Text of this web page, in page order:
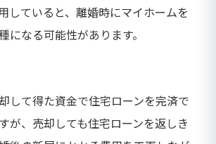
していると、離婚時にマイホームを
になる可能性があります。
して得た資金で住宅ローンを完済で
が、売却しても住宅ローンを返しき